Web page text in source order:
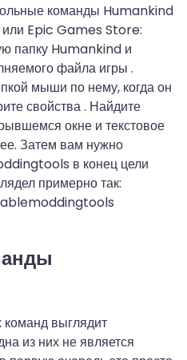
команды Humankind
Epic Games Store:
папку Humankind и
файла игры .
мыши по нему, когда он
свойства . Найдите
окне и текстовое
Затем вам нужно
в конец цели
примерно так:
команд выглядит
из них не является